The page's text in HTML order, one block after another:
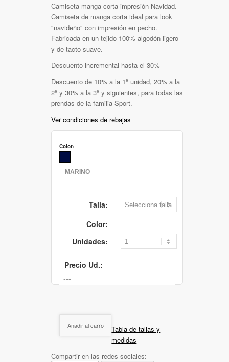
Camiseta manga corta impresión Navidad.
Camiseta de manga corta ideal para look
"navideño" con impresión en pecho.
Fabricada en un tejido 100% algodón ligero
y de tacto suave.
Descuento incremental hasta el 30%
Descuento de 10% a la 1ª unidad, 20% a la
2ª y 30% a la 3ª y siguientes, para todas las
prendas de la familia Sport.
Ver condiciones de rebajas
Color:
Talla:
Color:
Unidades:
Precio Ud.:
Añadir al carro
Tabla de tallas y
medidas
Compartir en las redes sociales: